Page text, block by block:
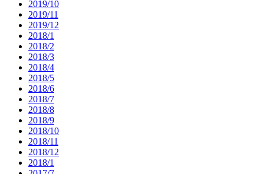
2019/10
2019/11
2019/12
2018/1
2018/2
2018/3
2018/4
2018/5
2018/6
2018/7
2018/8
2018/9
2018/10
2018/11
2018/12
2018/1